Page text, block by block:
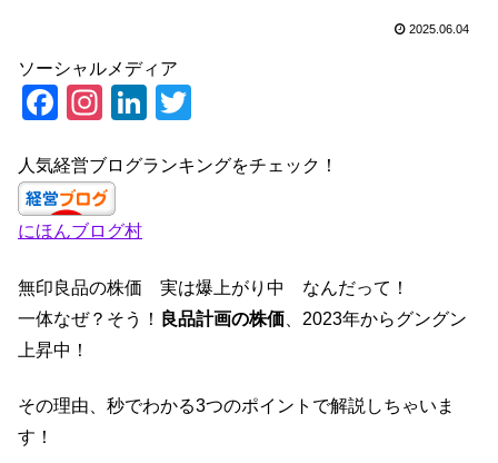
2025.06.04
ソーシャルメディア
F
c
e
b
o
o
k
In
a
gr
a
m
Li
k
n
tt
人気経営ブログランキングをチェック！
にほんブログ村
無印良品の株価 実は爆上がり中 なんだって！
一体なぜ？そう！
良品計画の株価 、2023年からグングン
上昇中！
その理由、秒でわかる3つのポイントで解説しちゃいま
す！